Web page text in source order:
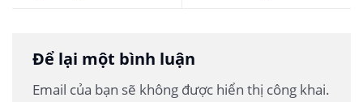
Để lại một bình luận
Email của bạn sẽ không được hiển thị công khai.